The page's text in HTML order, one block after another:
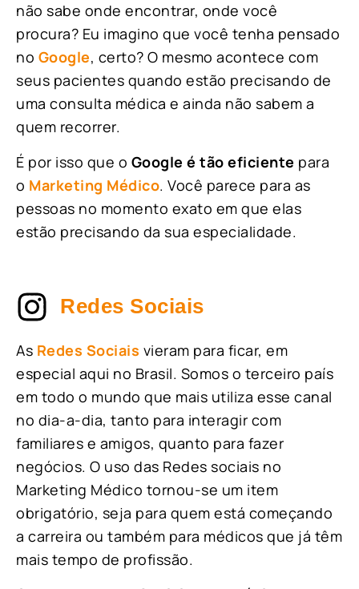
não sabe onde encontrar, onde você
procura? Eu imagino que você tenha pensado
no Google, certo? O mesmo acontece com
seus pacientes quando estão precisando de
uma consulta médica e ainda não sabem a
quem recorrer.
É por isso que o Google é tão eficiente para
o Marketing Médico. Você parece para as
pessoas no momento exato em que elas
estão precisando da sua especialidade.
Redes Sociais
As Redes Sociais vieram para ficar, em
especial aqui no Brasil. Somos o terceiro país
em todo o mundo que mais utiliza esse canal
no dia-a-dia, tanto para interagir com
familiares e amigos, quanto para fazer
negócios. O uso das Redes sociais no
Marketing Médico tornou-se um item
obrigatório, seja para quem está começando
a carreira ou também para médicos que já têm
mais tempo de profissão.